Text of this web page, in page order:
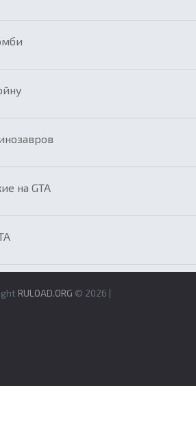
на GTA
RULOAD.ORG © 2026 |